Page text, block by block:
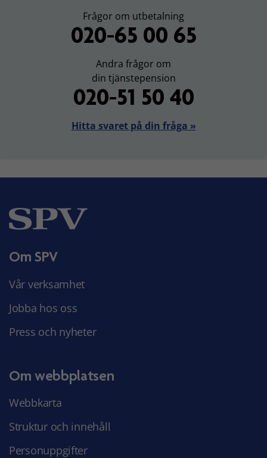
Frågor om utbetalning
020-65 00 65
Andra frågor om
din tjänstepension
020-51 50 40
Hitta svaret på din fråga »
Om SPV
Vår verksamhet
Jobba hos oss
Press och nyheter
Om webbplatsen
Webbkarta
Struktur och innehåll
Personuppgifter